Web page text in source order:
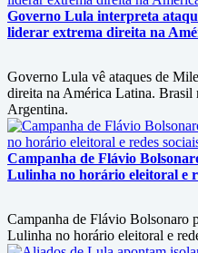
Governo Lula interpreta
liderar extrema direita na
Governo Lula vê ataques de
direita na América Latina. Brasil
Argentina.
Campanha de Flávio
Lulinha no horário eleitoral e
Campanha de Flávio Bolsonaro
Lulinha no horário eleitoral e